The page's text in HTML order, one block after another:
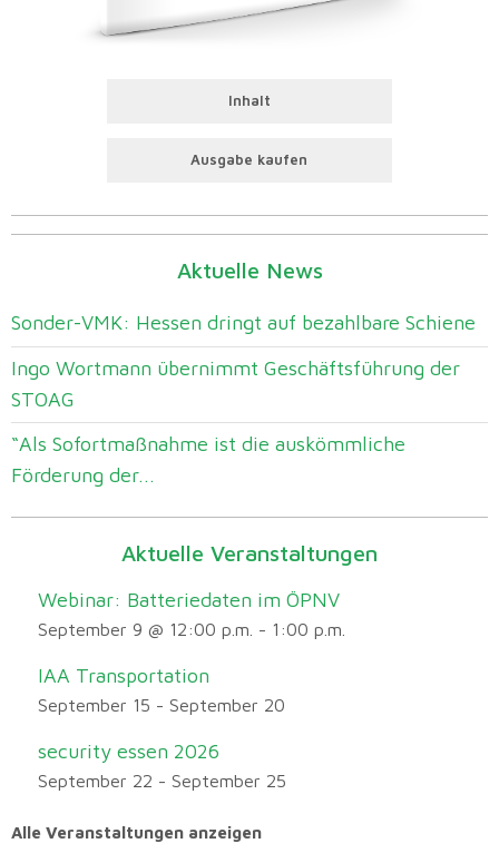
Inhalt
Ausgabe kaufen
Aktuelle News
Sonder-VMK: Hessen dringt auf bezahlbare Schiene
Ingo Wortmann übernimmt Geschäftsführung der
STOAG
“Als Sofortmaßnahme ist die auskömmliche
Förderung der...
Aktuelle Veranstaltungen
Webinar: Batteriedaten im ÖPNV
September 9 @ 12:00 p.m. - 1:00 p.m.
IAA Transportation
September 15 - September 20
security essen 2026
September 22 - September 25
Alle Veranstaltungen anzeigen